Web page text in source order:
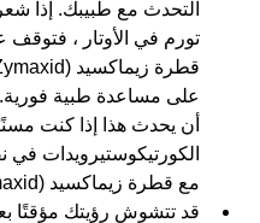
التحدث مع طبيبك. إذا
تورم في الأوتار ،
على مساعدة طبية
أن يحدث هذا إذا كنت
الكورتيكوستيرويدات
مع قطرة زيماكسيد (Zymaxid) .
قد تتشوش رؤيتك مؤقتًا